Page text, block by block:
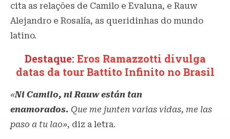
cita as relações de Camilo e Evaluna, e Rauw
Alejandro e Rosalía, as queridinhas do mundo
latino.
Destaque: Eros Ramazzotti divulga
datas da tour Battito Infinito no Brasil
«Ni Camilo, ni Rauw están tan
enamorados. Que me junten varias vidas, me las
paso a tu lao», diz a letra.